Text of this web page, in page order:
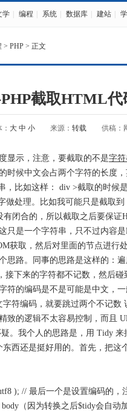
学 编程 系统 数据库 建站
> PHP > 正文
截取HTML代
大 中 小 来源： 转载 供稿：
显示，注意，要截取的不是字符
时候中文会占两个字符的长度
比如这样： div >截取的时候
做处理。比如我可能只是截取
闭合的，所以截取之后要保
只是一个字符串，只不过内容
获取，然后对里面的节点进行
思路。同事的思路是这样的：
接下来的字符都不记数，然后
符的编码是不是可能是中文，
符编码，就要跳过两个不记数
致的逻辑不太容易控制，而且
。我个人的思路是，用 Tidy 来
西还是挺好用的。首先，把这
); // 最后一个是设置编码的
（因为转换之后$tidy会自动